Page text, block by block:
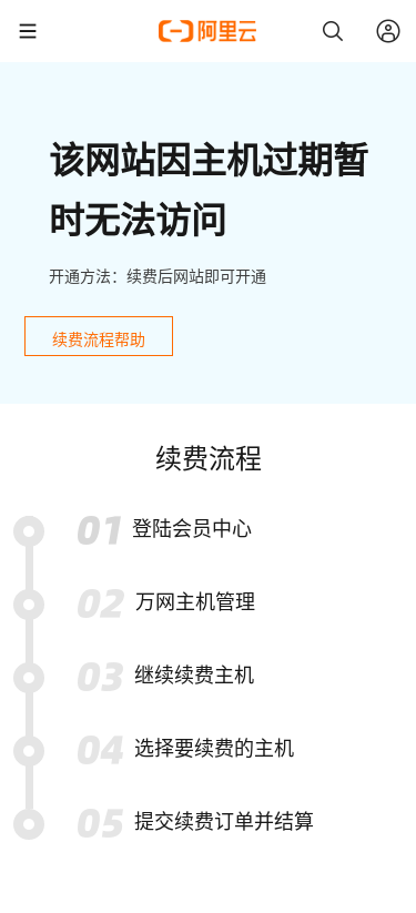
该网站因主机过期暂
时无法访问
开通方法：续费后网站即可开通
续费流程帮助
续费流程
登陆会员中心
万网主机管理
继续续费主机
选择要续费的主机
提交续费订单并结算